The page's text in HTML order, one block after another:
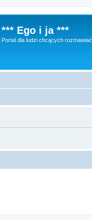
*** Ego i ja ***
Portal dla ludzi chcących rozmawiać